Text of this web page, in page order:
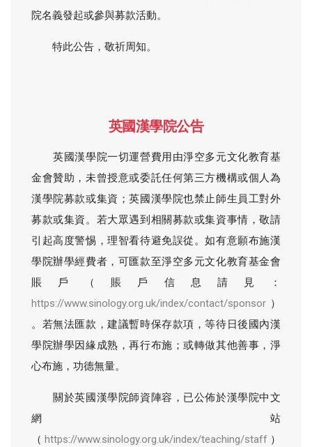
院名義發起或參與募款活動。
特此公告，敬祈周知。
英國漢學院公告
英國漢學院一切運營費用由淨空多元文化教育基
金會贊助，未曾授意或委託任何第三方機構或個人為
漢學院募款或集資；英國漢學院也禁止師生員工對外
募款或集資。若大眾遇到相關募款或集資事情，敬請
引起高度警惕，理智看待避免誤從。如有意願布施漢
學院辦學經費者，可匯款至淨空多元文化教育基金會
賬戶（賬戶信息請見：
https://www.sinology.org.uk/index/contact/sponsor ）
。若無法匯款，建議暫時保存款項，等待日後國內漢
學院辦學因緣成熟，再行布施；或轉做其他善事，淨
心布施，功德無量。
關於英國漢學院師資陣容，已公佈於漢學院中文
網站
（ https://www.sinology.org.uk/index/teaching/staff ）